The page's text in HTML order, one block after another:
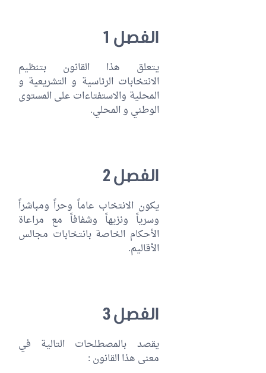
الفصل 1
يتعلق هذا القانون بتنظيم
الانتخابات الرئاسية و التشريعية و
المحلية والاستفتاءات على المستوى
الوطني و المحلي.
الفصل 2
يكون الانتخاب عاماً وحراً ومباشراً
وسرياً ونزيهاً وشفافاً مع مراعاة
الأحكام الخاصة بانتخابات مجالس
الأقاليم.
الفصل 3
يقصد بالمصطلحات التالية في
معنى هذا القانون :